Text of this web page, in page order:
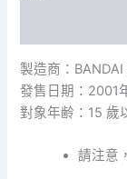
蒙]
數
量
製造商：BANDAI
發售日期：2001
對象年齢：15 歲
請注意